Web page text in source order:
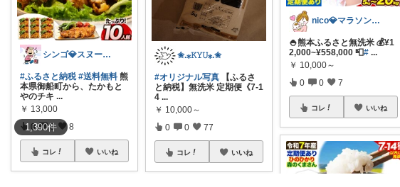
1,390件
シンゴ💎スヌーピーで埋め尽くすワン🐶
#ふるさと納税 #送料無料 熊
本県御船町から、たかもと
やのチキ ...
￥ 13,000
0 0 8
コレ いいね
✬.⁎𝙺𝚈𝚄⁎.✬
#オリジナル写真 【ふるさ
と納税】無洗米 定期便《7-1
4 ...
￥ 10,000～
0 0 77
コレ いいね
nico💎マラソン🏃‍♀️❤️‍🔥
🍚熊本ふるさと無洗米 💰¥1
2,000~¥558,000 📮# ...
￥ 10,000～
0 0 7
コレ いいね